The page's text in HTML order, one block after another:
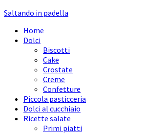
Saltando in padella
Home
Dolci
Biscotti
Cake
Crostate
Creme
Confetture
Piccola pasticceria
Dolci al cucchiaio
Ricette salate
Primi piatti